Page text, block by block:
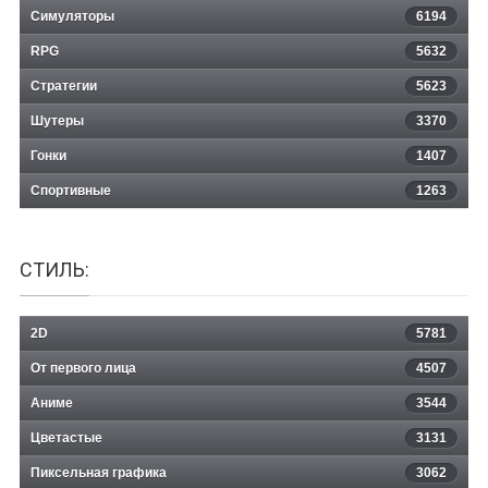
Симуляторы 6194
RPG 5632
Стратегии 5623
Шутеры 3370
Гонки 1407
Спортивные 1263
СТИЛЬ:
2D 5781
От первого лица 4507
Аниме 3544
Цветастые 3131
Пиксельная графика 3062